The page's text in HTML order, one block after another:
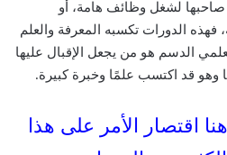
صاحبها لشغل وظائف هامة، أو
الدورات تكسبه المعرفة والعلم
الدسم هو من يجعل الإقبال عليها
قد اكتسب علمًا وخبرة كبيرة.
اقتصار الأمر على هذا